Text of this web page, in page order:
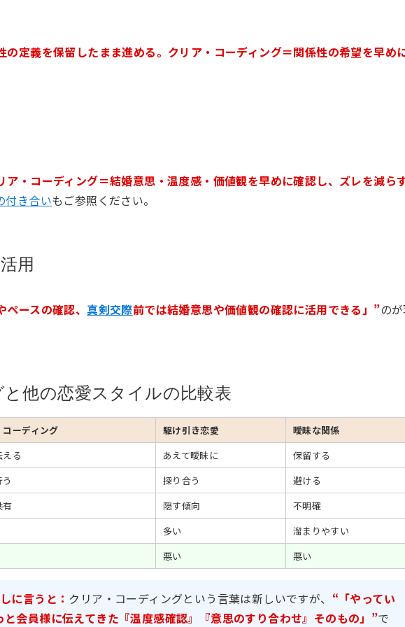
の定義を保留したまま進める。クリア・コーディング＝関係性の希望を早め
ア・コーディング＝結婚意思・温度感・価値観を早めに確認し、ズレを減ら
付き合いもご参照ください。
用
ペースの確認、真剣交際前では結婚意思や価値観の確認に活用できる」”の
他の恋愛スタイルの比較表
コーディング 駆け引き恋愛
曖昧な関係
る あえて曖昧に
保留する
探り合う
避ける
有 隠す傾向
不明確
多い
溜まりやすい
悪い 悪い
に言うと： クリア・コーディングという言葉は新しいですが、 “「やってい
会員様に伝えてきた『温度感確認』『意思のすり合わせ』そのもの」”で